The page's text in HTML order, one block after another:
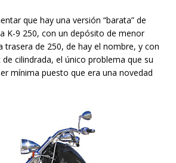
que hay una versión “barata” de
K-9 250, con un depósito de menor
trasera de 250, de hay el nombre, y con
cilindrada, el único problema que su
mínima puesto que era una novedad